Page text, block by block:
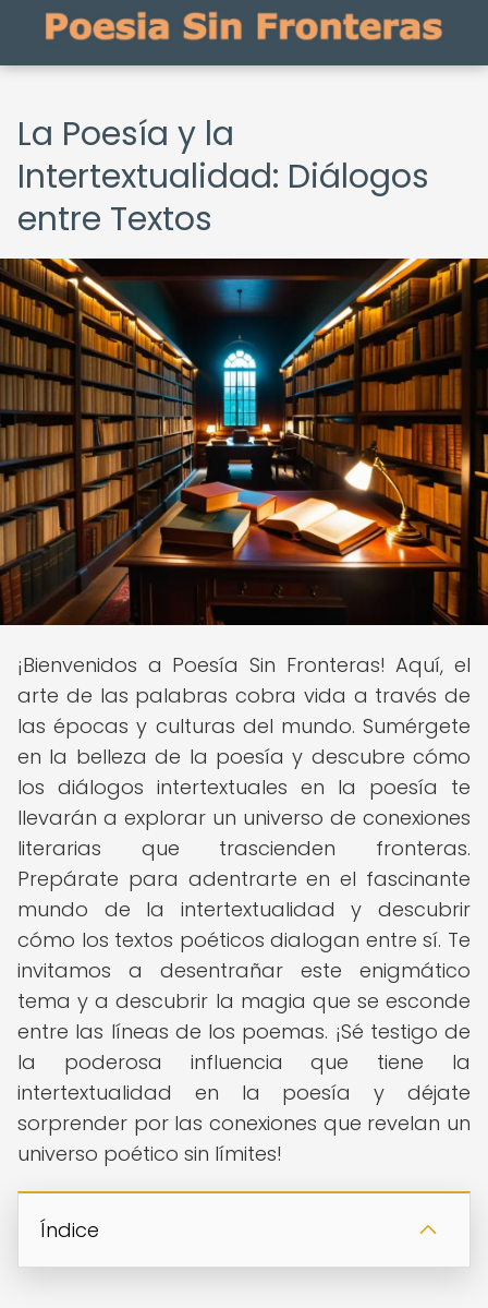
La Poesía y la
Intertextualidad: Diálogos
entre Textos
¡Bienvenidos a Poesía Sin Fronteras! Aquí, el
arte de las palabras cobra vida a través de
las épocas y culturas del mundo. Sumérgete
en la belleza de la poesía y descubre cómo
los diálogos intertextuales en la poesía te
llevarán a explorar un universo de conexiones
literarias que trascienden fronteras.
Prepárate para adentrarte en el fascinante
mundo de la intertextualidad y descubrir
cómo los textos poéticos dialogan entre sí. Te
invitamos a desentrañar este enigmático
tema y a descubrir la magia que se esconde
entre las líneas de los poemas. ¡Sé testigo de
la poderosa influencia que tiene la
intertextualidad en la poesía y déjate
sorprender por las conexiones que revelan un
universo poético sin límites!
Índice